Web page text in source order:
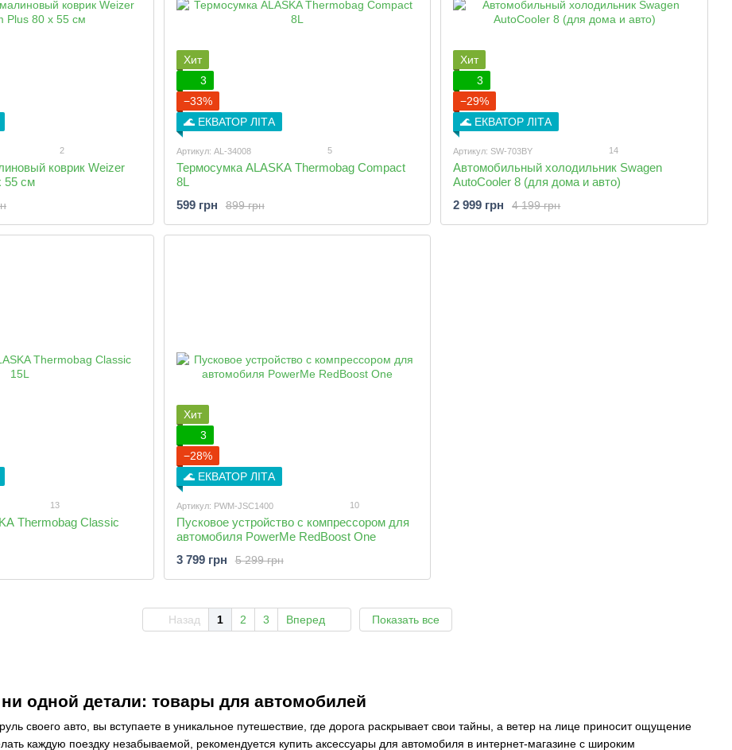
ни одной детали: товары для автомобилей
своего авто, вы вступаете в уникальное путешествие, где дорога раскрывает свои тайны, а ветер на лице приносит ощущение
каждую поездку незабываемой, рекомендуется купить аксессуары для автомобиля в интернет-магазине с широким
2
коврик Weizer
55 см
Хит
3
−33%
🌊 ЕКВАТОР ЛІТА
Артикул: AL-34008 5
Термосумка ALASKA Thermobag Compact
8L
899 грн
599 грн
Хит
3
−29%
🌊 ЕКВАТОР ЛІТА
Артикул: SW-703BY 14
Автомобильный холодильник Swagen
AutoCooler 8 (для дома и авто)
4 199 грн
2 999 грн
13
Thermobag Classic
Хит
3
−28%
🌊 ЕКВАТОР ЛІТА
Артикул: PWM-JSC1400 10
Пусковое устройство с компрессором для
автомобиля PowerMe RedBoost One
5 299 грн
3 799 грн
Назад 1 2 3 Вперед Показать все